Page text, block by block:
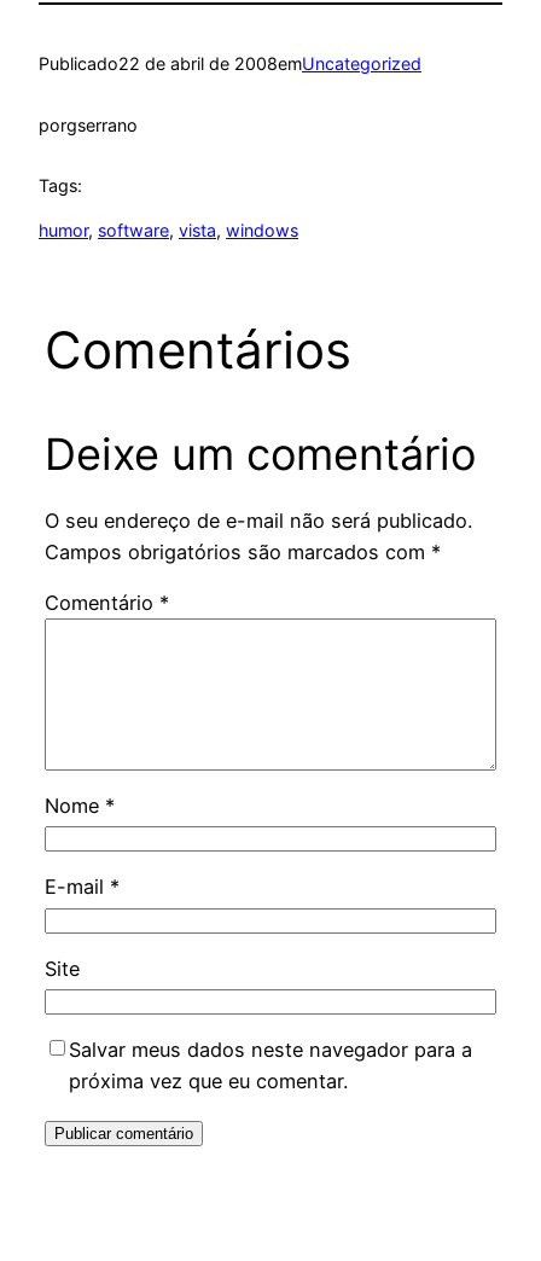
Publicado22 de abril de 2008emUncategorized
porgserrano
Tags:
humor, software, vista, windows
Comentários
Deixe um comentário
O seu endereço de e-mail não será publicado.
Campos obrigatórios são marcados com *
Comentário *
Nome *
E-mail *
Site
Salvar meus dados neste navegador para a
próxima vez que eu comentar.